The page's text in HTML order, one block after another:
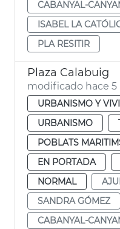
CABANYAL-
ISABEL LA
PLA RESITIR
Plaza Calabuig
modificado hace 5
URBANISMO Y
URBANISMO
POBLATS
EN PORTADA
NORMAL
SANDRA GÓMEZ
CABANYAL-